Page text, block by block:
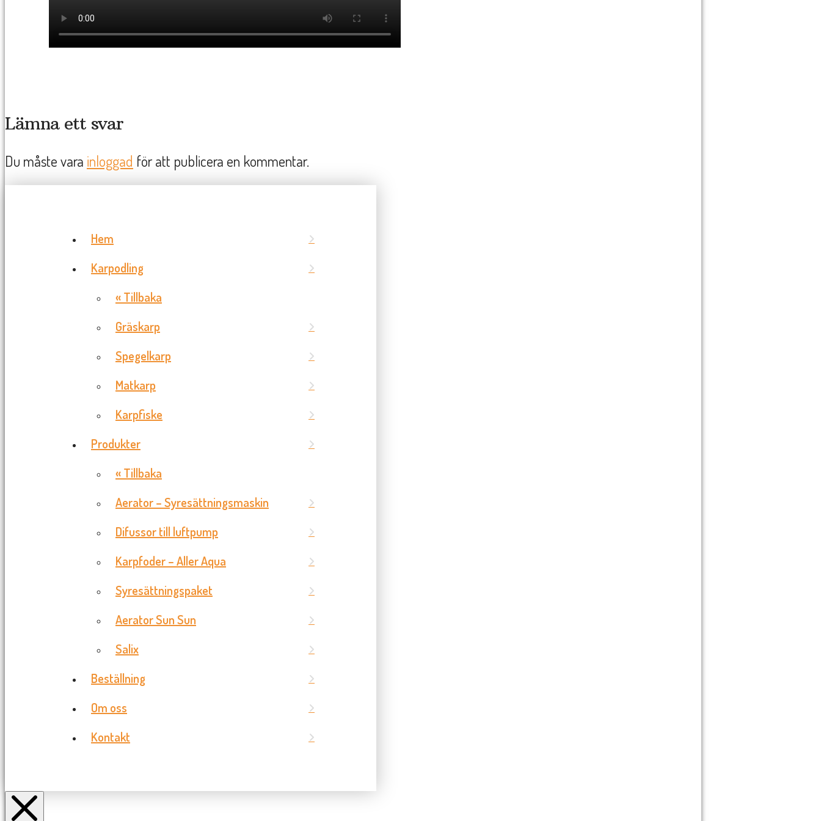
Lämna ett svar
Du måste vara inloggad för att publicera en kommentar.
Hem
Karpodling
« Tillbaka
Gräskarp
Spegelkarp
Matkarp
Karpfiske
Produkter
« Tillbaka
Aerator – Syresättningsmaskin
Difussor till luftpump
Karpfoder – Aller Aqua
Syresättningspaket
Aerator Sun Sun
Salix
Beställning
Om oss
Kontakt